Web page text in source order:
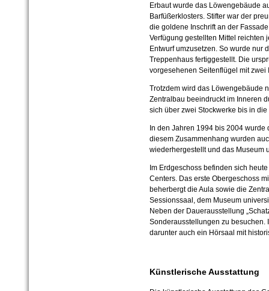
Erbaut wurde das Löwengebäude
Barfüßerklosters. Stifter war der
die goldene Inschrift an der
Verfügung gestellten Mittel reichten
Entwurf umzusetzen. So wurde nur
Treppenhaus fertiggestellt. Die
vorgesehenen Seitenflügel mit
Trotzdem wird das Löwengebäude
Zentralbau beeindruckt im Inneren
sich über zwei Stockwerke bis in
In den Jahren 1994 bis 2004
diesem Zusammenhang wurden
wiederhergestellt und das Museum
Im Erdgeschoss befinden sich
Centers. Das erste Obergeschoss
beherbergt die Aula sowie die
Sessionssaal, dem Museum
Neben der Dauerausstellung
Sonderausstellungen zu besuchen.
darunter auch ein Hörsaal mit
Künstlerische Ausstattung